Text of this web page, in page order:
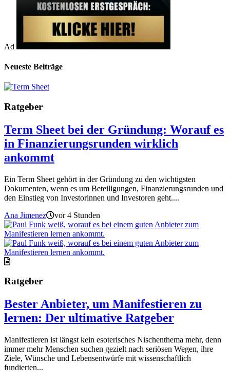
Ad
Neueste Beiträge
Ratgeber
Term Sheet bei der Gründung: Worauf es
in Finanzierungsrunden wirklich
ankommt
Ein Term Sheet gehört in der Gründung zu den wichtigsten
Dokumenten, wenn es um Beteiligungen, Finanzierungsrunden und
den Einstieg von Investorinnen und Investoren geht....
Ana Jimenez
vor 4 Stunden
Ratgeber
Bester Anbieter, um Manifestieren zu
lernen: Der ultimative Ratgeber
Manifestieren ist längst kein esoterisches Nischenthema mehr, denn
immer mehr Menschen suchen gezielt nach seriösen Wegen, ihre
Ziele, Wünsche und Lebensentwürfe mit wissenschaftlich
fundierten...